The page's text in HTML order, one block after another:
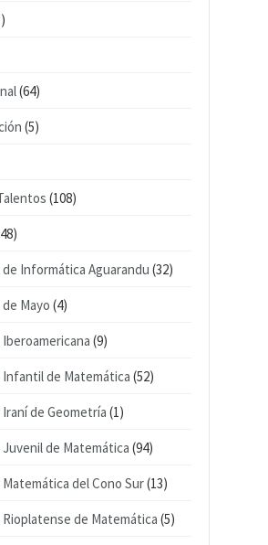
(64)
(5)
(108)
de Informática Aguarandu (32)
Mayo (4)
(9)
Infantil de Matemática (52)
de Geometría (1)
Juvenil de Matemática (94)
Matemática del Cono Sur(13)
Rioplatense de Matemática (5)